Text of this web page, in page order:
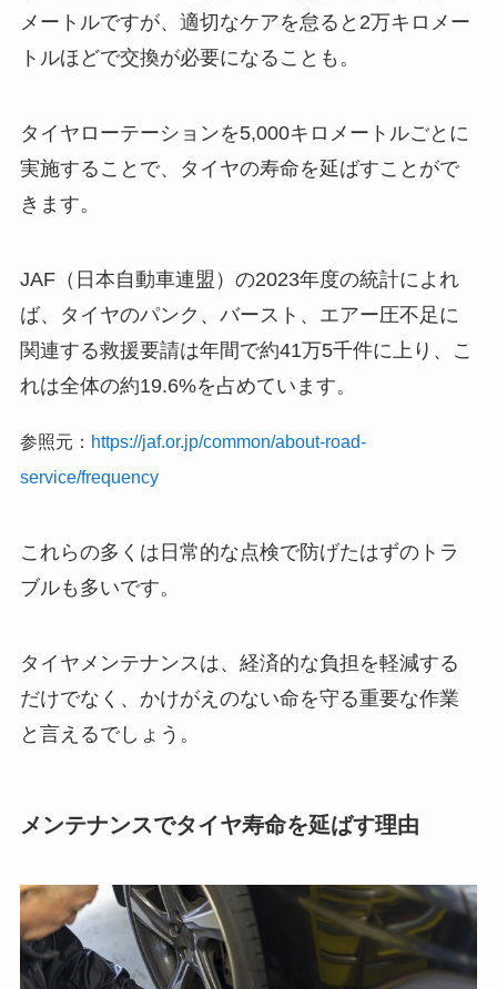
メートルですが、適切なケアを怠ると2万キロメー
トルほどで交換が必要になることも。
タイヤローテーションを5,000キロメートルごとに
実施することで、タイヤの寿命を延ばすことがで
きます。
​JAF（日本自動車連盟）の2023年度の統計によれ
ば、タイヤのパンク、バースト、エアー圧不足に
関連する救援要請は年間で約41万5千件に上り、こ
れは全体の約19.6%を占めています。
参照元： https://jaf.or.jp/common/about-road-
service/frequency
これらの多くは日常的な点検で防げたはずのトラ
ブルも多いです。
タイヤメンテナンスは、経済的な負担を軽減する
だけでなく、かけがえのない命を守る重要な作業
と言えるでしょう。
メンテナンスでタイヤ寿命を延ばす理由